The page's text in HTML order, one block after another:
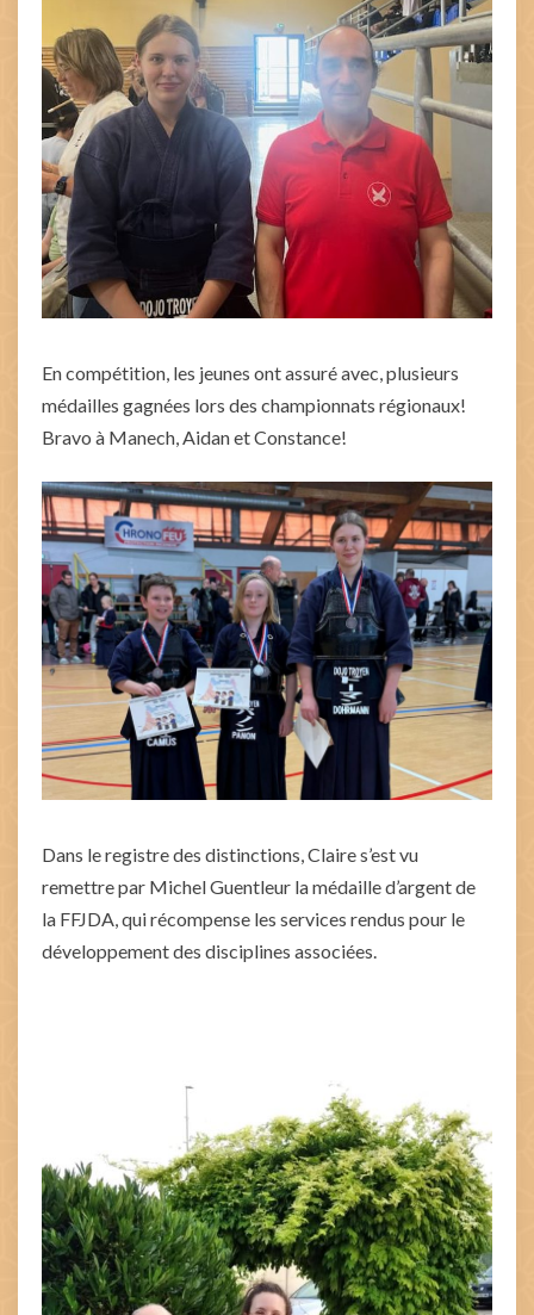
En compétition, les jeunes ont assuré avec, plusieurs
médailles gagnées lors des championnats régionaux!
Bravo à Manech, Aidan et Constance!
Dans le registre des distinctions, Claire s’est vu
remettre par Michel Guentleur la médaille d’argent de
la FFJDA, qui récompense les services rendus pour le
développement des disciplines associées.